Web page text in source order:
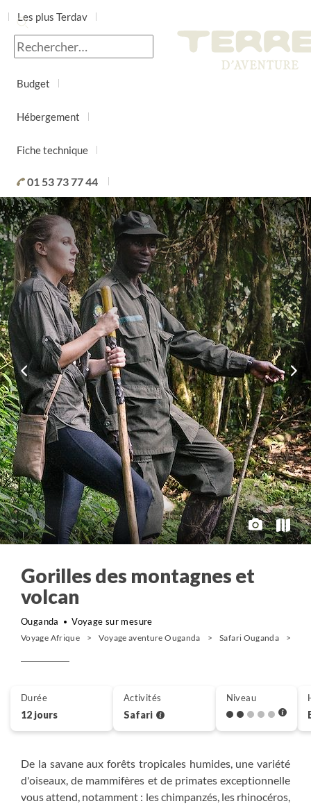
Les plus Terdav
Jour par jour
Budget
Hébergement
Fiche technique
01 53 73 77 44
Gorilles des montagnes et
volcan
Ouganda Voyage sur mesure
Voyage Afrique Voyage aventure Ouganda Safari Ouganda
De la savane aux forêts tropicales humides, une variété
d'oiseaux, de mammifères et de primates exceptionnelle
vous attend, notamment : les chimpanzés, les rhinocéros,
Durée
12 jours
Activités
Safari
Niveau